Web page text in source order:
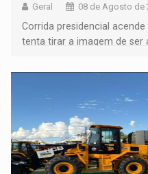
Geral 08 de Agosto de
Corrida presidencial acende
tenta tirar a imagem de ser
não ter entrado no modo